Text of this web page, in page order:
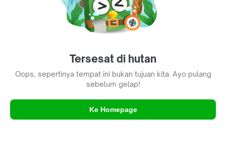
Tersesat di hutan
Oops, sepertinya tempat ini bukan tujuan kita. Ayo pulang
sebelum gelap!
Ke Homepage